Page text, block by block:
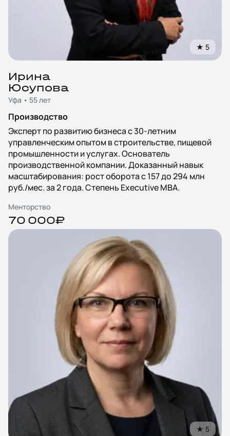
★ 5
Ирина
Юсупова
Уфа • 55 лет
Производство
Эксперт по развитию бизнеса с 30-летним
управленческим опытом в строительстве, пищевой
промышленности и услугах. Основатель
производственной компании. Доказанный навык
масштабирования: рост оборота с 157 до 294 млн
руб./мес. за 2 года. Степень Executive MBA.
Менторство
70 000₽
★ 5